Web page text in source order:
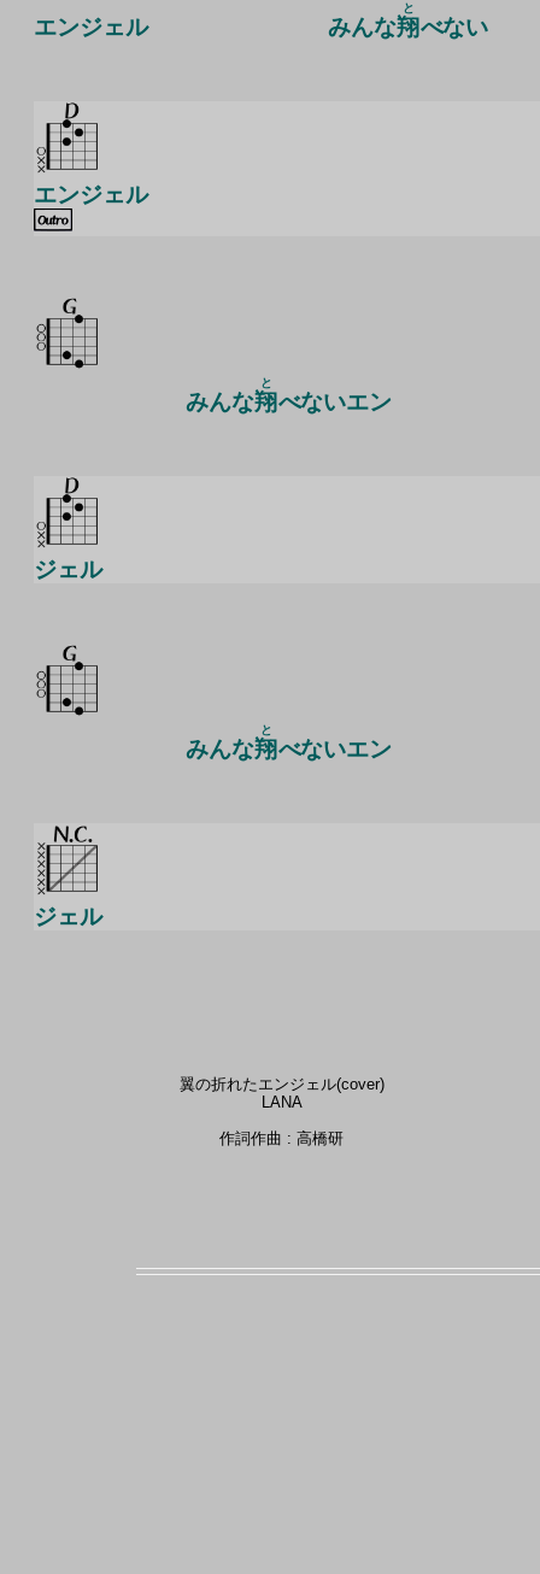
エンジェル みんな翔
と
べない
エンジェル
みんな翔
と
べないエン
ジェル
みんな翔
と
べないエン
ジェル
翼の折れたエンジェル(cover)
LANA
作詞作曲 : 高橋研